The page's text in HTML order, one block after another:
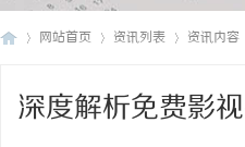
网站首页 资讯列表 资讯内容
深度解析免费影